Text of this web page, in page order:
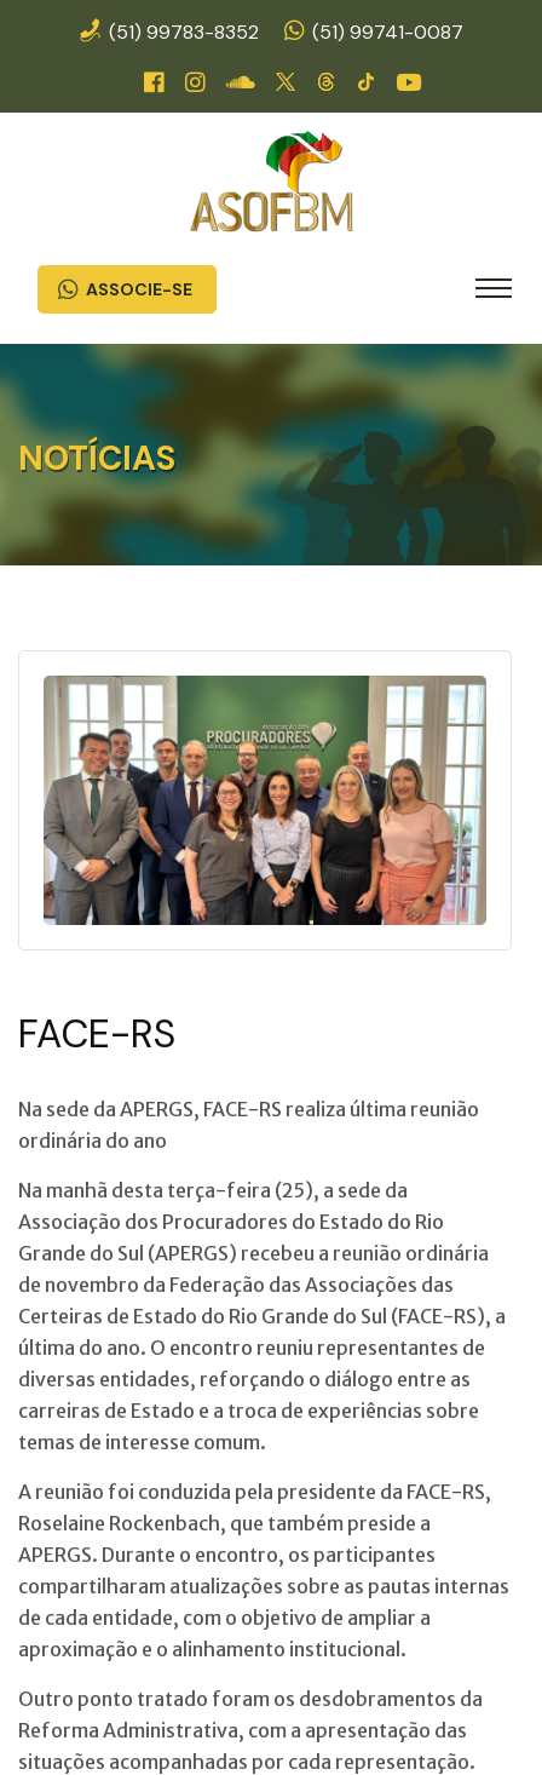
(51) 99783-8352 (51) 99741-0087
ASSOCIE-SE
NOTÍCIAS
FACE-RS
Na sede da APERGS, FACE-RS realiza última reunião
ordinária do ano
Na manhã desta terça-feira (25), a sede da
Associação dos Procuradores do Estado do Rio
Grande do Sul (APERGS) recebeu a reunião ordinária
de novembro da Federação das Associações das
Certeiras de Estado do Rio Grande do Sul (FACE-RS), a
última do ano. O encontro reuniu representantes de
diversas entidades, reforçando o diálogo entre as
carreiras de Estado e a troca de experiências sobre
temas de interesse comum.
A reunião foi conduzida pela presidente da FACE-RS,
Roselaine Rockenbach, que também preside a
APERGS. Durante o encontro, os participantes
compartilharam atualizações sobre as pautas internas
de cada entidade, com o objetivo de ampliar a
aproximação e o alinhamento institucional.
Outro ponto tratado foram os desdobramentos da
Reforma Administrativa, com a apresentação das
situações acompanhadas por cada representação.